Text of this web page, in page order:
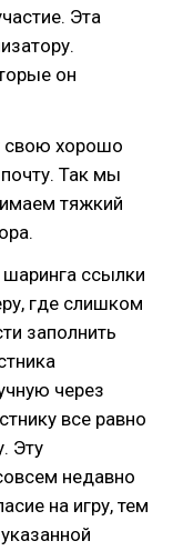
Эта
он
свою хорошо
Так мы
тяжкий
ссылки
где слишком
заполнить
через
все равно
Эту
недавно
на игру, тем